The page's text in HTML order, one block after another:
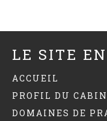
LE SITE
ACCUEIL
PROFIL DU
DOMAINES DE